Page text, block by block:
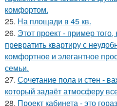
комфортом.
25. На площади в 45 кв.
26. Этот проект - пример того,
превратить квартиру с
комфортное и элегантное
семьи.
27. Сочетание пола и стен -
который задаёт атмосферу
28. Проект кабинета - это